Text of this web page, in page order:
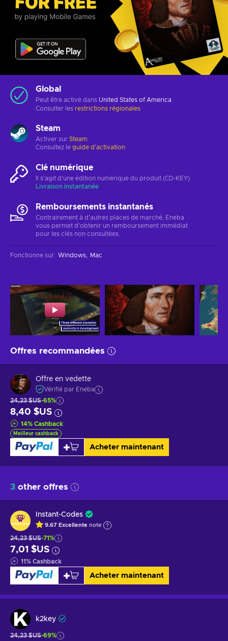
Global
Peut être activé dans United States of America
Consulter les restrictions régionales
Steam
Activer sur Steam
Consultez le guide d'activation
Clé numérique
Il s'agit d'une édition numérique du produit (CD-KEY)
Livraison instantanée
Remboursements instantanés
Contrairement à d'autres places de marché, Eneba
vous permet d'obtenir un remboursement immédiat
pour les clés non consultées.
Fonctionne sur: Windows Mac
Offres recommandées
Offre en vedette
Vérifié par Eneba
24,23 $US-65%
8,40 $US
14% Cashback
Meilleur cashback
Acheter maintenant
3 other offres
Instant-Codes
9.67 Excellente note
24,23 $US-71%
7,01 $US
11% Cashback
Acheter maintenant
k2key
24,23 $US-69%